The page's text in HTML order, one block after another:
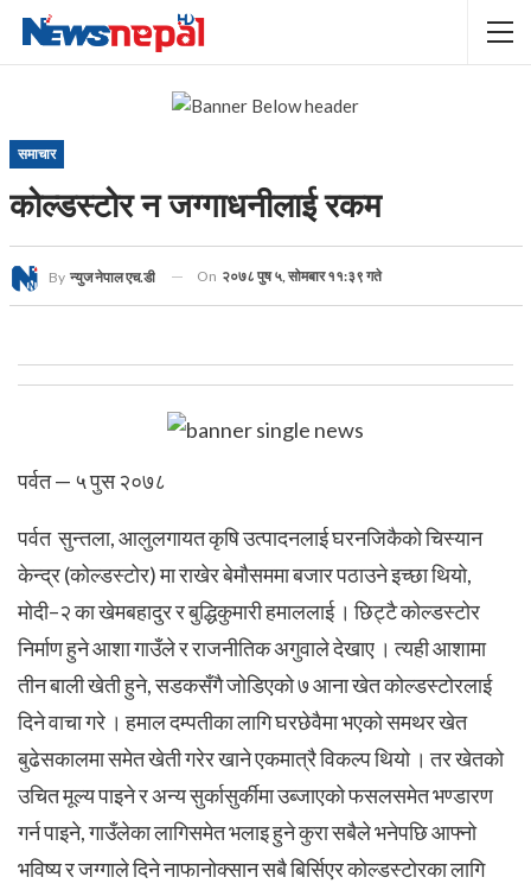
समाचार
कोल्डस्टोर न जग्गाधनीलाई रकम
By न्युज नेपाल एच.डी On २०७८ पुष ५, सोमबार ११:३९ गते
पर्वत — ५ पुस २०७८
पर्वत सुन्तला, आलुलगायत कृषि उत्पादनलाई घरनजिकैको चिस्यान
केन्द्र (कोल्डस्टोर) मा राखेर बेमौसममा बजार पठाउने इच्छा थियो,
मोदी–२ का खेमबहादुर र बुद्धिकुमारी हमाललाई । छिट्टै कोल्डस्टोर
निर्माण हुने आशा गाउँले र राजनीतिक अगुवाले देखाए । त्यही आशामा
तीन बाली खेती हुने, सडकसँगै जोडिएको ७ आना खेत कोल्डस्टोरलाई
दिने वाचा गरे ।हमाल दम्पतीका लागि घरछेवैमा भएको समथर खेत
बुढेसकालमा समेत खेती गरेर खाने एकमात्रै विकल्प थियो । तर खेतको
उचित मूल्य पाइने र अन्य सुर्कासुर्कीमा उब्जाएको फसलसमेत भण्डारण
गर्न पाइने, गाउँलेका लागिसमेत भलाइ हुने कुरा सबैले भनेपछि आफ्नो
भविष्य र जग्गाले दिने नाफानोक्सान सबै बिर्सिएर कोल्डस्टोरका लागि